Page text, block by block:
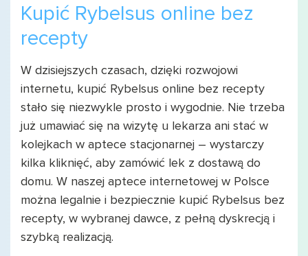
Kupić Rybelsus online bez
recepty
W dzisiejszych czasach, dzięki rozwojowi
internetu, kupić Rybelsus online bez recepty
stało się niezwykle prosto i wygodnie. Nie trzeba
już umawiać się na wizytę u lekarza ani stać w
kolejkach w aptece stacjonarnej – wystarczy
kilka kliknięć, aby zamówić lek z dostawą do
domu. W naszej aptece internetowej w Polsce
można legalnie i bezpiecznie kupić Rybelsus bez
recepty, w wybranej dawce, z pełną dyskrecją i
szybką realizacją.